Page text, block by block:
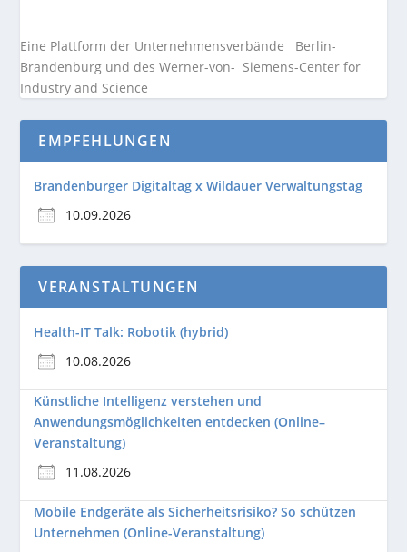
Eine Plattform der Unternehmensverbände Berlin-
Brandenburg und des Werner-von- Siemens-Center for
Industry and Science
EMPFEHLUNGEN
Brandenburger Digitaltag x Wildauer Verwaltungstag
10.09.2026
VERANSTALTUNGEN
Health-IT Talk: Robotik (hybrid)
10.08.2026
Künstliche Intelligenz verstehen und
Anwendungsmöglichkeiten entdecken (Online–
Veranstaltung)
11.08.2026
Mobile Endgeräte als Sicherheitsrisiko? So schützen
Unternehmen (Online-Veranstaltung)